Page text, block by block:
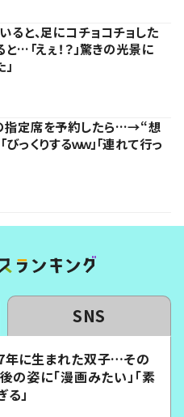
ると、足にコチョコチョした
…「えぇ！？」驚きの光景に
定席を予約したら…→“想
っくりするｗｗ」「連れて行っ
SNS
年に生まれた双子…その
の姿に「漫画みたい」「素
」